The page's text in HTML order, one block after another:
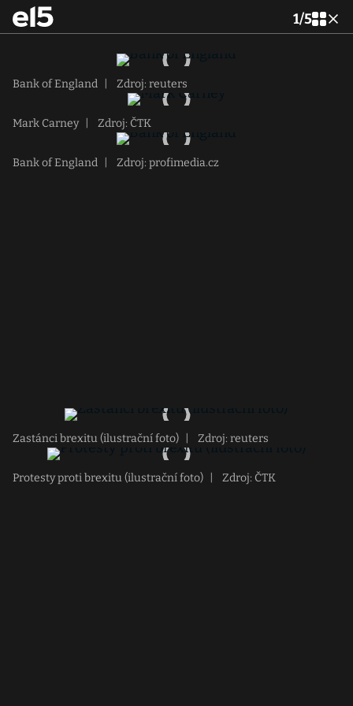
1/5
Bank of England Zdroj: reuters
Mark Carney Zdroj: ČTK
Bank of England Zdroj: profimedia.cz
Zastánci brexitu (ilustrační foto) Zdroj: reuters
Protesty proti brexitu (ilustrační foto) Zdroj: ČTK